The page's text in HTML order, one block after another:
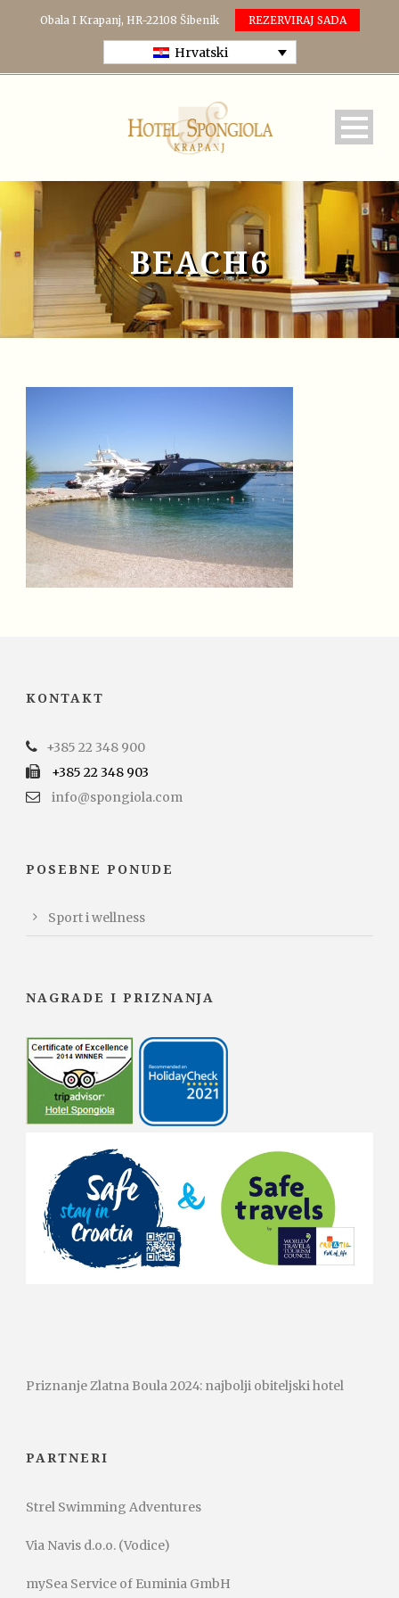
Obala I Krapanj, HR-22108 Šibenik REZERVIRAJ SADA
Hrvatski
BEACH6
KONTAKT
+385 22 348 900
+385 22 348 903
info@spongiola.com
POSEBNE PONUDE
Sport i wellness
NAGRADE I PRIZNANJA
Priznanje Zlatna Boula 2024: najbolji obiteljski hotel
PARTNERI
Strel Swimming Adventures
Via Navis d.o.o. (Vodice)
mySea Service of Euminia GmbH